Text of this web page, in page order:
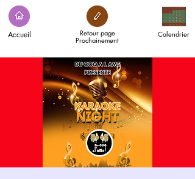
Accueil Calendrier
Retour page
Prochainement